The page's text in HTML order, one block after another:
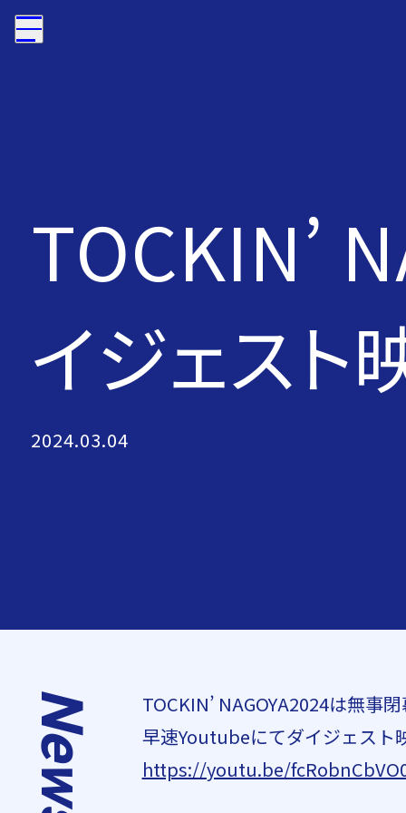
TOCKIN’
イジェスト
2024.03.04
News
TOCKIN’ NAGOYA2024は無事
早速Youtubeにてダイジェスト
https://youtu.be/